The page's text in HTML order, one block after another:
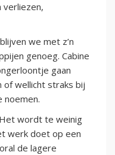
verliezen,
we met z’n
genoeg. Cabine
gaan
of wellicht straks bij
noemen.
wordt te weinig
werk doet op een
de lagere